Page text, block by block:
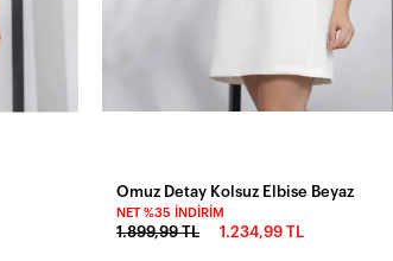
Omuz Detay Kolsuz Elbise Beyaz
NET %35 İNDIRIM
1.899,99 TL 1.234,99 TL